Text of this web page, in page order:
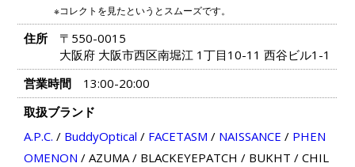
※コレクトを見たというとスムーズです。
住所
〒550-0015
大阪府 大阪市西区南堀江 1丁目10-11 西谷ビル1-1
営業時間
13:00-20:00
取扱ブランド
A.P.C. / BuddyOptical / FACETASM / NAISSANCE / PHEN
OMENON / AZUMA/ BLACKEYEPATCH / BUKHT / CHIL